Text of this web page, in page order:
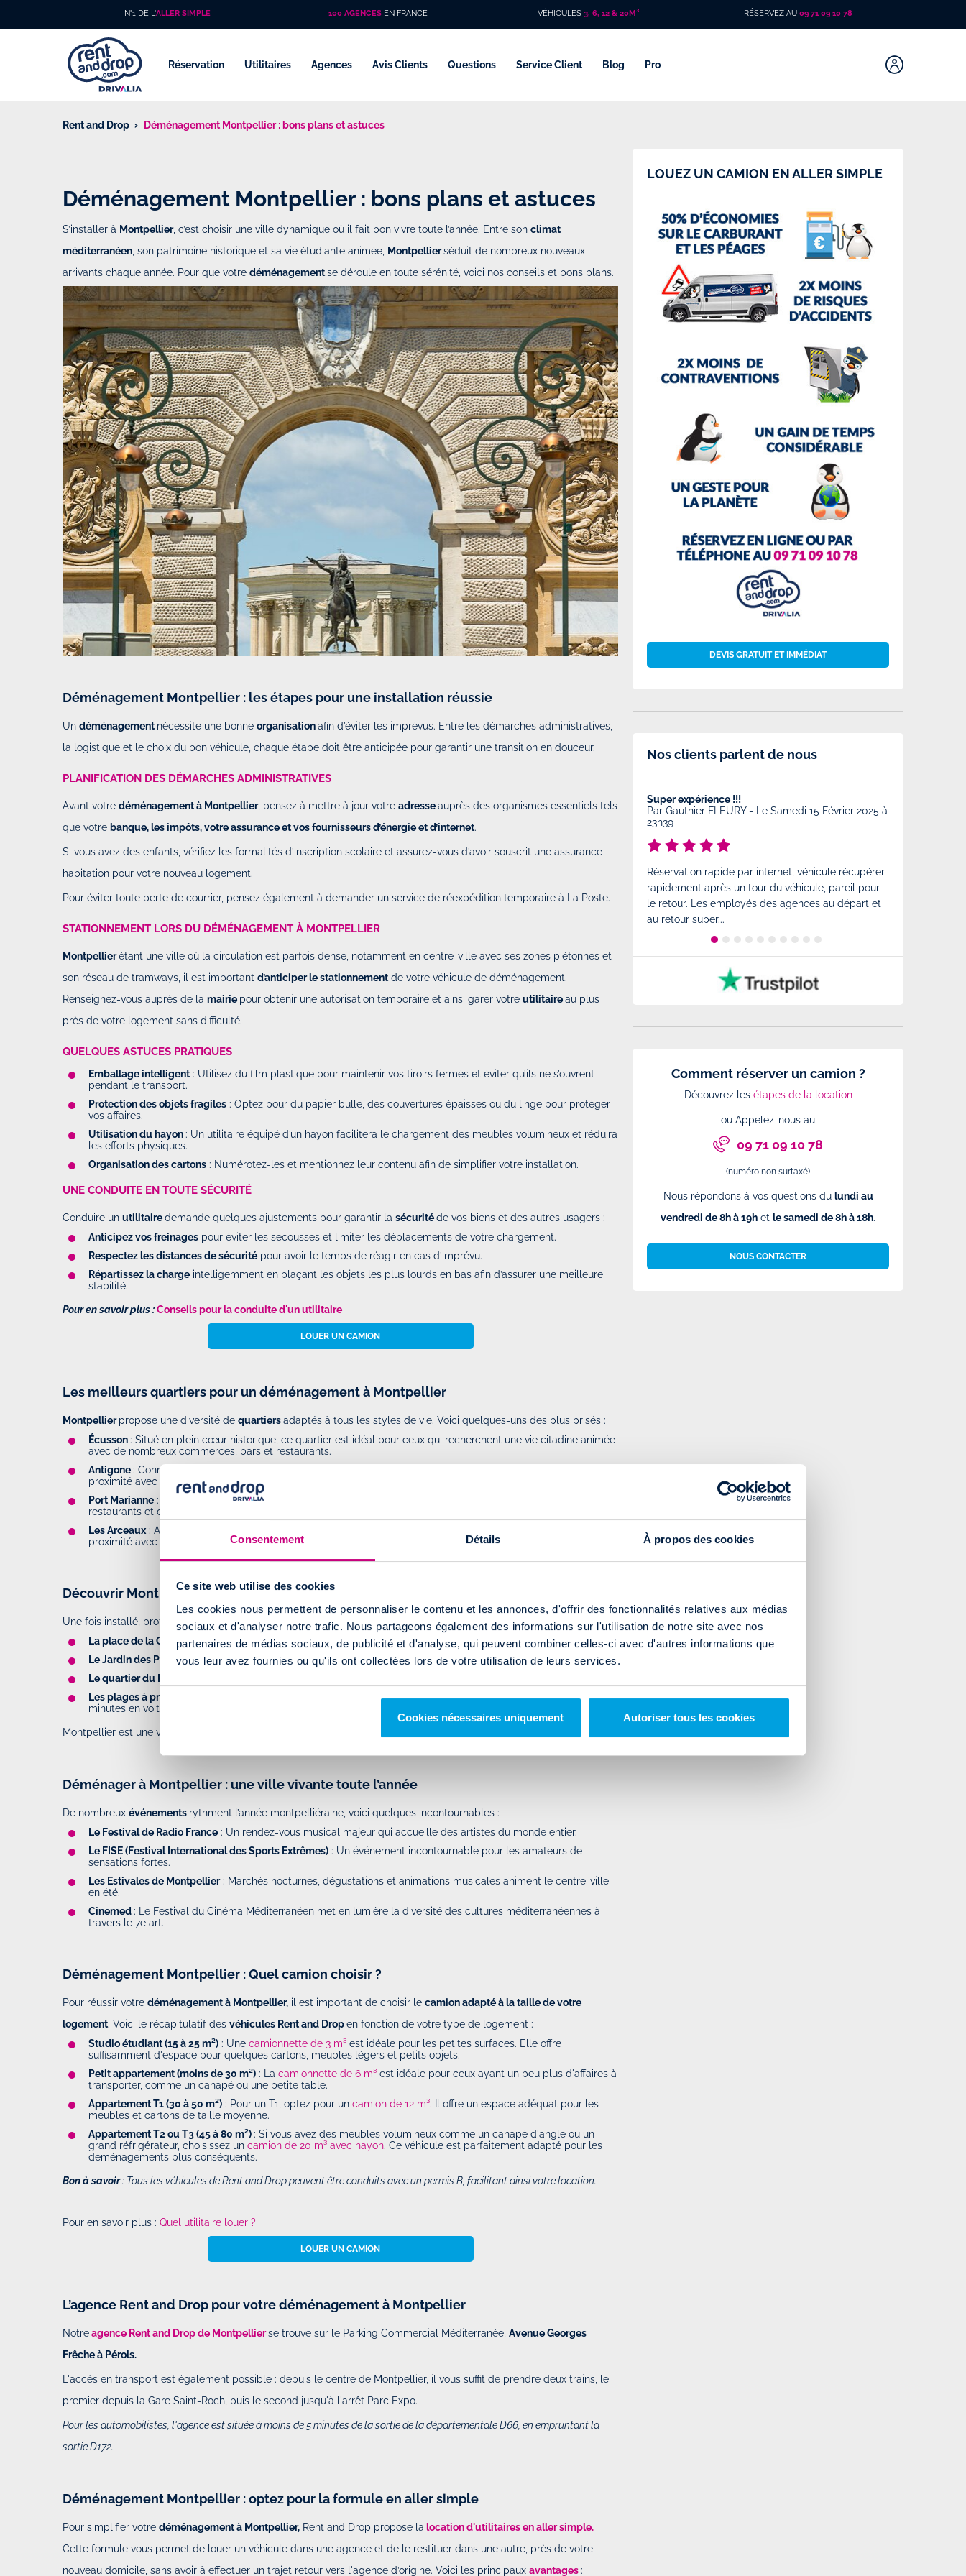
Consentement Détails À propos des cookies
Ce site web utilise des cookies
Les cookies nous permettent de personnaliser le contenu et les annonces, d'offrir des fonctionnalités relatives aux médias
sociaux et d'analyser notre trafic. Nous partageons également des informations sur l'utilisation de notre site avec nos
partenaires de médias sociaux, de publicité et d'analyse, qui peuvent combiner celles-ci avec d'autres informations que
vous leur avez fournies ou qu'ils ont collectées lors de votre utilisation de leurs services.
Cookies nécessaires uniquement Autoriser tous les cookies
N°1 DE L'ALLER SIMPLE 100 AGENCESEN FRANCE VÉHICULES 3, 6, 12 & 20M³ RÉSERVEZ AU09 71 09 10 78
Réservation Utilitaires Agences Avis Clients Questions Service Client Blog Pro
Rent and Drop Déménagement Montpellier : bons plans et astuces
Déménagement Montpellier : bons plans et astuces
S’installer à Montpellier, c’est choisir une ville dynamique où il fait bon vivre toute l’année. Entre son climat
méditerranéen , son patrimoine historique et sa vie étudiante animée, Montpellierséduit de nombreux nouveaux
arrivants chaque année. Pour que votre déménagementse déroule en toute sérénité, voici nos conseils et bons plans.
Déménagement Montpellier : les étapes pour une installation réussie
Un déménagement nécessite une bonne organisationafin d’éviter les imprévus. Entre les démarches administratives,
la logistique et le choix du bon véhicule, chaque étape doit être anticipée pour garantir une transition en douceur.
PLANIFICATION DES DÉMARCHES ADMINISTRATIVES
Avant votre déménagement à Montpellier, pensez à mettre à jour votre adresseauprès des organismes essentiels tels
que votre banque, les impôts, votre assurance et vos fournisseurs d’énergie et d’internet.
Si vous avez des enfants, vérifiez les formalités d’inscription scolaire et assurez-vous d’avoir souscrit une assurance
habitation pour votre nouveau logement.
Pour éviter toute perte de courrier, pensez également à demander un service de réexpédition temporaire à La Poste.
STATIONNEMENT LORS DU DÉMÉNAGEMENT À MONTPELLIER
Montpellierétant une ville où la circulation est parfois dense, notamment en centre-ville avec ses zones piétonnes et
son réseau de tramways, il est important d’anticiper le stationnement de votre véhicule de déménagement.
Renseignez-vous auprès de la mairie pour obtenir une autorisation temporaire et ainsi garer votre utilitaireau plus
près de votre logement sans difficulté.
QUELQUES ASTUCES PRATIQUES
Emballage intelligent : Utilisez du film plastique pour maintenir vos tiroirs fermés et éviter qu’ils ne s’ouvrent
pendant le transport.
Protection des objets fragiles : Optez pour du papier bulle, des couvertures épaisses ou du linge pour protéger
vos affaires.
Utilisation du hayon : Un utilitaire équipé d’un hayon facilitera le chargement des meubles volumineux et réduira
les efforts physiques.
Organisation des cartons : Numérotez-les et mentionnez leur contenu afin de simplifier votre installation.
UNE CONDUITE EN TOUTE SÉCURITÉ
Conduire un utilitairedemande quelques ajustements pour garantir la sécuritéde vos biens et des autres usagers :
Anticipez vos freinages pour éviter les secousses et limiter les déplacements de votre chargement.
Respectez les distances de sécurité pour avoir le temps de réagir en cas d’imprévu.
Répartissez la charge intelligemment en plaçant les objets les plus lourds en bas afin d’assurer une meilleure
stabilité.
Pour en savoir plus :Conseils pour la conduite d'un utilitaire
LOUER UN CAMION
Les meilleurs quartiers pour un déménagement à Montpellier
Montpellierpropose une diversité de quartiersadaptés à tous les styles de vie. Voici quelques-uns des plus prisés :
Écusson : Situé en plein cœur historique, ce quartier est idéal pour ceux qui recherchent une vie citadine animée
avec de nombreux commerces, bars et restaurants.
Antigone : Connu pour son architecture néoclassique, ce quartier moderne séduit par ses espaces ouverts et sa
proximité avec le centre-ville.
Port Marianne : En plein développement, ce quartier offre un cadre de vie agréable avec ses nombreux parcs,
restaurants et commodités.
Les Arceaux : Apprécié pour son ambiance paisible et son marché typique, ce quartier combine charme et
proximité avec le centre.
Découvrir Montpellier après votre déménagement
Une fois installé, profitez des trésors de Montpellier
et de ses environs :
La place de la Comédie: Centre névralgique de la ville, entouré de cafés et de boutiques animées.
Le Jardin des Plantes: Un havre de paix idéal pour une promenade en pleine nature.
Le quartier du Peyrou
Les plages à proximité
: Carnon, Palavas-les-Flots ou encore La Grande-Motte sont accessibles en quelques
minutes en voiture.
Montpellier est une ville où l’on profite à la fois d’une culture riche, d’un climat agréable et d’un
Déménager à Montpellier : une ville vivante toute l’année
De nombreux événements rythment l’année montpelliéraine, voici quelques incontournables :
Le Festival de Radio France : Un rendez-vous musical majeur qui accueille des artistes du monde entier.
Le FISE (Festival International des Sports Extrêmes) : Un événement incontournable pour les amateurs de
sensations fortes.
Les Estivales de Montpellier: Marchés nocturnes, dégustations et animations musicales animent le centre-ville
en été.
Cinemed : Le Festival du Cinéma Méditerranéen met en lumière la diversité des cultures méditerranéennes à
travers le 7e art.
Déménagement Montpellier : Quel camion choisir ?
Pour réussir votre déménagement à Montpellier, il est important de choisir le camion adapté à la taille de votre
logement. Voici le récapitulatif des véhicules Rent and Dropen fonction de votre type de logement :
Studio étudiant (15 à 25 m²) : Une camionnette de 3 m³ est idéale pour les petites surfaces. Elle offre
suffisamment d'espace pour quelques cartons, meubles légers et petits objets.
Petit appartement (moins de 30 m²) : La camionnette de 6 m³ est idéale pour ceux ayant un peu plus d'affaires à
transporter, comme un canapé ou une petite table.
Appartement T1 (30 à 50 m²) : Pour un T1, optez pour un camion de 12 m³. Il offre un espace adéquat pour les
meubles et cartons de taille moyenne.
Appartement T2 ou T3 (45 à 80 m²) : Si vous avez des meubles volumineux comme un canapé d'angle ou un
grand réfrigérateur, choisissez un camion de 20 m³ avec hayon. Ce véhicule est parfaitement adapté pour les
déménagements plus conséquents.
Bon à savoir: Tous les véhicules de Rent and Drop peuvent être conduits avec un permis B, facilitant ainsi votre location.
Pour en savoir plus : Quel utilitaire louer ?
LOUER UN CAMION
L’agence Rent and Drop pour votre déménagement à Montpellier
Notreagence Rent and Drop de Montpellierse trouve sur le Parking Commercial Méditerranée, Avenue Georges
Frêche à Pérols.
L'accès en transport est également possible : depuis le centre de Montpellier, il vous suffit de prendre deux trains, le
premier depuis la Gare Saint-Roch, puis le second jusqu'à l'arrêt Parc Expo.
Pour les automobilistes, l'agence est située à moins de 5 minutes de la sortie de la départementale D66, en empruntant la
sortie D172.
Déménagement Montpellier : optez pour la formule en aller simple
Pour simplifier votre déménagement à Montpellier, Rent and Drop propose la location d'utilitaires en aller simple.
Cette formule vous permet de louer un véhicule dans une agence et de le restituer dans une autre, près de votre
nouveau domicile, sans avoir à effectuer un trajet retour vers l'agence d’origine. Voici les principaux avantages :
LOUEZ UN CAMION EN ALLER SIMPLE
DEVIS GRATUIT ET IMMÉDIAT
Nos clients parlent de nous
Top expérience avec rent and drop.
ParRaphael-Le Dimanche 09 Février 2025 à
23h48
Top expérience avec rent and drop. Facile et
chez le partenaire mais le suivi des véhicules est
Super service et véhicule conforme au…
ParMartinussen- Le Dimanche 09 Février 2025 à
17h28
Super expérience !!!
ParGauthier FLEURY-
Le Samedi 15 Février 2025 à
23h39
Réservation rapide par internet, véhicule récupérer
rapidement après un tour du véhicule, pareil pour
le retour. Les employés des agences au départ et
au retour super...
Comment réserver un camion ?
Découvrez les étapes de la location
ou Appelez-nous au
09 71 09 10 78
(numéro non surtaxé)
Nous répondons à vos questions du lundi au
vendredi de 8h à 19h et le samedi de 8h à 18h.
NOUS CONTACTER